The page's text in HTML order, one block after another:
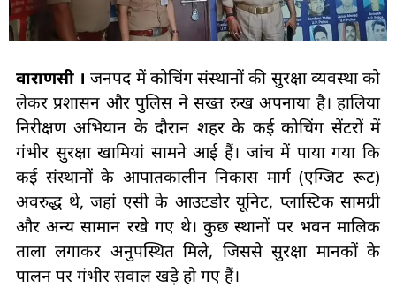
वाराणसी ।जनपद में कोचिंग संस्थानों की सुरक्षा व्यवस्था को
लेकर प्रशासन और पुलिस ने सख्त रुख अपनाया है। हालिया
निरीक्षण अभियान के दौरान शहर के कई कोचिंग सेंटरों में
गंभीर सुरक्षा खामियां सामने आई हैं। जांच में पाया गया कि
कई संस्थानों के आपातकालीन निकास मार्ग (एग्जिट रूट)
अवरुद्ध थे, जहां एसी के आउटडोर यूनिट, प्लास्टिक सामग्री
और अन्य सामान रखे गए थे। कुछ स्थानों पर भवन मालिक
ताला लगाकर अनुपस्थित मिले, जिससे सुरक्षा मानकों के
पालन पर गंभीर सवाल खड़े हो गए हैं।